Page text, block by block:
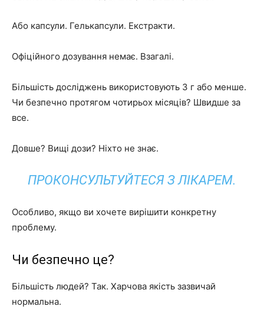
Або капсули. Гелькапсули. Екстракти.
Офіційного дозування немає. Взагалі.
Більшість досліджень використовують 3 г або менше.
Чи безпечно протягом чотирьох місяців? Швидше за
все.
Довше? Вищі дози? Ніхто не знає.
ПРОКОНСУЛЬТУЙТЕСЯ З ЛІКАРЕМ.
Особливо, якщо ви хочете вирішити конкретну
проблему.
Чи безпечно це?
Більшість людей? Так. Харчова якість зазвичай
нормальна.